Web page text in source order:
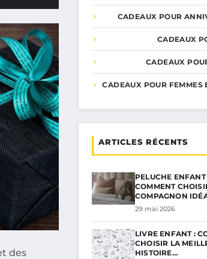
des
CADEAUX POUR
CADEAUX
CADEAUX
CADEAUX POUR FEMMES
ARTICLES RÉCENTS
PELUCHE ENFANT
COMMENT
COMPAGNON
29 mai 2026
LIVRE ENFANT :
CHOISIR LA
HISTOIRE…